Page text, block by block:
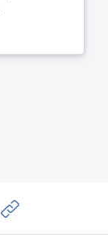
Xvia LinkedIn
par e-mail
Copier le lien